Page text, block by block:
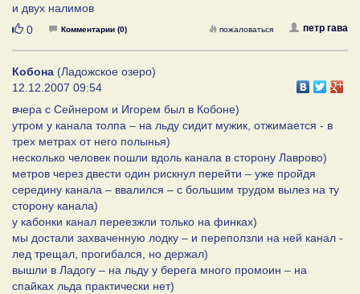
и двух налимов
Нравится
0 Комментарии (0) петр гава
пожаловаться
Кобона (Ладожское озеро)
12.12.2007 09:54
вчера с Сейнером и Игорем был в Кобоне)
утром у канала толпа – на льду сидит мужик, отжимается - в
трех метрах от него полынья)
несколько человек пошли вдоль канала в сторону Лаврово)
метров через двести один рискнул перейти – уже пройдя
середину канала – ввалился – с большим трудом вылез на ту
сторону канала)
у кабонки канал переезжли только на финках)
мы достали захваченную лодку – и переползли на ней канал -
лед трещал, прогибался, но держал)
вышли в Ладогу – на льду у берега много промоин – на
спайках льда практически нет)